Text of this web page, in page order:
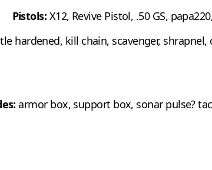
Pistols: X12, Revive Pistol, .50 GS,
hardened, kill chain, scavenger,
armor box, support box, sonar pulse?